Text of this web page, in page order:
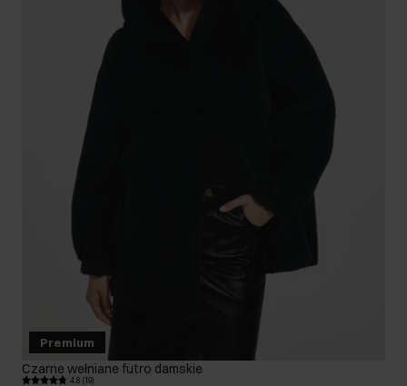
Premium
Czarne wełniane futro damskie
4.8 (19)